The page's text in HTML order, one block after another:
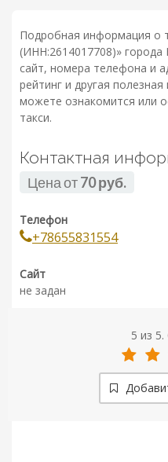
Подробная информация о
(ИНН:2614017708)»
сайт, номера телефона и
рейтинг и другая
можете ознакомится или
такси.
Контактная
Цена от70 руб.
Телефон
+78655831554
Сайт
не задан
5 из 5.